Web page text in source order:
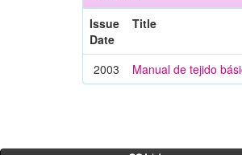
Issue
Date
Title
2003 Manual de tejido